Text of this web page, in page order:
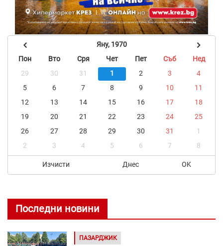
Яну, 1970
Пон
Вто Сря Чет Пет Съб
Нед
29
30 31 1 2 3
4
5
6 7 8 9 10
11
12
13 14 15 16 17
18
19
20 21 22 23 24
25
26
27 28 29 30 31
1
2
3 4 5 6 7 8
Изчисти Днес OK
Последни новини
ПАЗАРДЖИК